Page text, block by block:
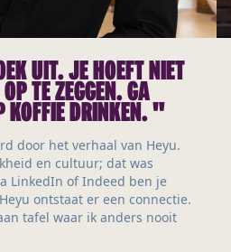
UIT. JE HOEFT NIET
TE ZEGGEN. GA
KOFFIE DRINKEN. "
door het verhaal van Heyu.
en cultuur; dat was
LinkedIn of Indeed ben je
ontstaat er een connectie.
tafel waar ik anders nooit